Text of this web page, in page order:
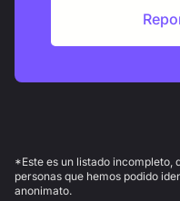
*Este es un listado incompleto,
personas que hemos podido
anonimato.